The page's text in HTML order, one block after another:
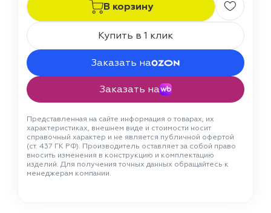
В корзину
Купить в 1 клик
Заказать на
Заказать на
Представленная на сайте информация о товарах, их
характеристиках, внешнем виде и стоимости носит
справочный характер и не является публичной офертой
(ст. 437 ГК РФ). Производитель оставляет за собой право
вносить изменения в конструкцию и комплектацию
изделий. Для получения точных данных обращайтесь к
менеджерам компании.